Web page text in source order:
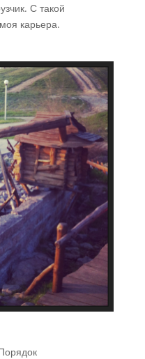
С такой
карьера.